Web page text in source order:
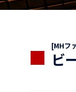
[MHフ
ビ